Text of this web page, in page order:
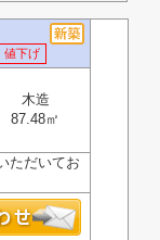
値下げ
木造
87.48㎡
ただいてお